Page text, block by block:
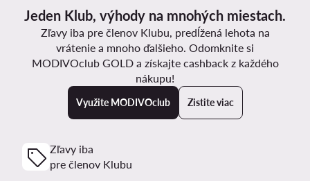
Jeden Klub, výhody na mnohých miestach.
Zľavy iba pre členov Klubu, predĺžená lehota na
vrátenie a mnoho ďalšieho. Odomknite si
MODIVOclub GOLD a získajte cashback z každého
nákupu!
Využite MODIVOclub Zistite viac
Zľavy iba
pre členov Klubu